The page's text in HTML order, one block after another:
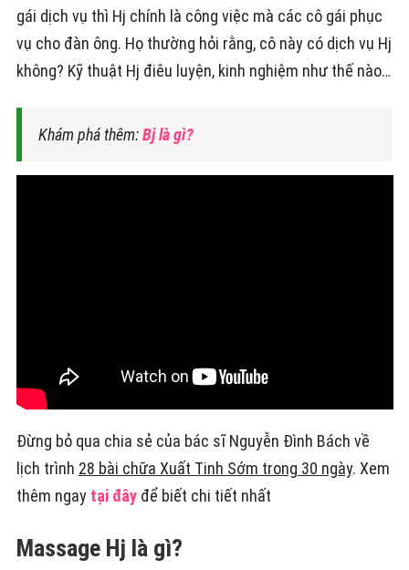
gái dịch vụ thì Hj chính là công việc mà các cô gái phục
vụ cho đàn ông. Họ thường hỏi rằng, cô này có dịch vụ Hj
không? Kỹ thuật Hj điêu luyện, kinh nghiệm như thế nào…
Khám phá thêm:Bj là gì?
Đừng bỏ qua chia sẻ của bác sĩ Nguyễn Đình Bách về
lịch trình 28 bài chữa Xuất Tinh Sớm trong 30 ngày. Xem
thêm ngay tại đâyđể biết chi tiết nhất
Massage Hj là gì?